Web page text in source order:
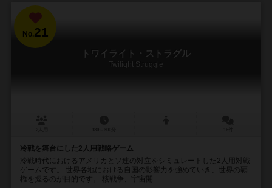
No.21
トワイライト・ストラグル
Twilight Struggle
冷戦を舞台にした2人用戦略ゲーム
冷戦時代におけるアメリカとソ連の対立をシミュレートした2人用対戦
ゲームです。 世界各地における自国の影響力を強めていき、世界の覇
権を握るのが目的です。 核戦争、宇宙開...